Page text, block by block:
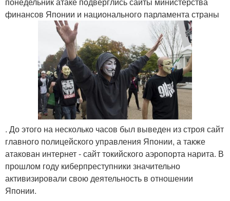
финансов Японии и национального парламента страны
. До этого на несколько часов был выведен из строя сайт
главного полицейского управления Японии, а также
атакован интернет - сайт токийского аэропорта нарита. В
прошлом году киберпреступники значительно
активизировали свою деятельность в отношении
Японии.